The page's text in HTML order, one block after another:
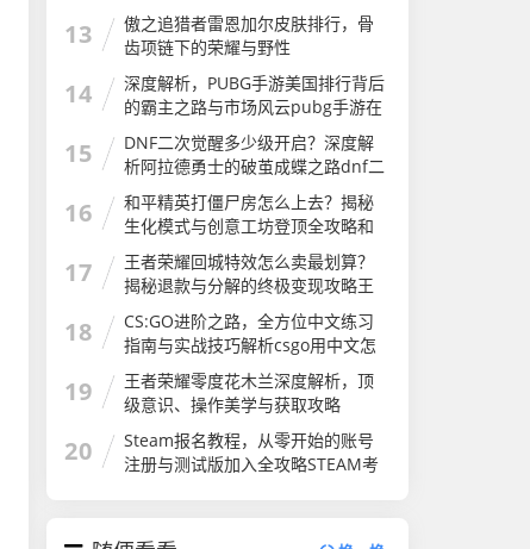
13
傲之追猎者雷恩加尔皮肤排行，骨
齿项链下的荣耀与野性
14
深度解析，PUBG手游美国排行背后
的霸主之路与市场风云pubg手游在
国外火吗
15
DNF二次觉醒多少级开启？深度解
析阿拉德勇士的破茧成蝶之路dnf二
次觉醒几级
16
和平精英打僵尸房怎么上去？揭秘
生化模式与创意工坊登顶全攻略和
平精英打僵尸房怎么上去的
17
王者荣耀回城特效怎么卖最划算？
揭秘退款与分解的终极变现攻略王
者荣耀怎么卖回城特效皮肤
18
CS:GO进阶之路，全方位中文练习
指南与实战技巧解析csgo用中文怎
么说
19
王者荣耀零度花木兰深度解析，顶
级意识、操作美学与获取攻略
20
Steam报名教程，从零开始的账号
注册与测试版加入全攻略STEAM考